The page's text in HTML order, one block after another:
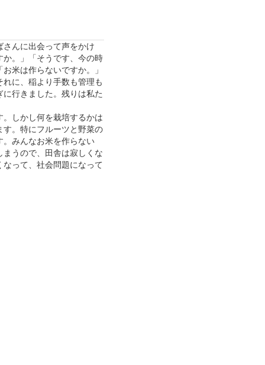
んに出会って声をかけ
。」「そうです、今の時
米は作らないですか。」
に、稲より手数も管理も
行きました。残りは私た
しかし何を栽培するかは
す。特にフルーツと野菜の
みんなお米を作らない
うので、田舎は寂しくな
って、社会問題になって